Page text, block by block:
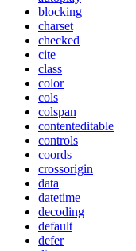
blocking
charset
checked
cite
class
color
cols
colspan
contenteditable
controls
coords
crossorigin
data
datetime
decoding
default
defer